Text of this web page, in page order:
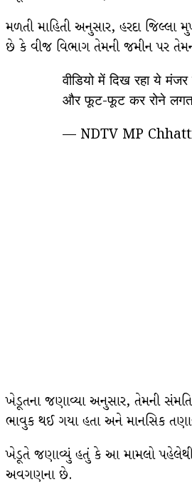
મળતી માહિતી અનુસાર, હરદા જિલ્લા
છે કે વીજ વિભાગ તેમની જમીન પર
वीडियो में दिख रहा ये
और फूट-फूट कर रोने
— NDTV MP
ખેડૂતના જણાવ્યા અનુસાર, તેમની સંમતિ
ભાવુક થઈ ગયા હતા અને માનસિક
ખેડૂતે જણાવ્યું હતું કે આ મામલો પહેલેથી
અવગણના છે.